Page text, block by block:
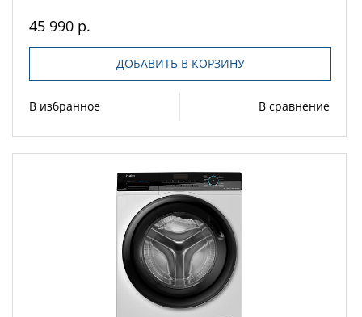
45 990 р.
ДОБАВИТЬ В КОРЗИНУ
В избранное В сравнение